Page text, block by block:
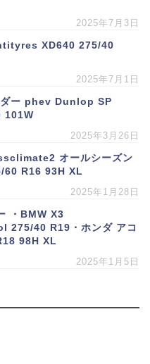
2025年7月3日
XD640 275/40
2025年7月1日
ダー phev Dunlop SP
101W
2025年3月26日
オールシーズン
60 R16 93H XL
2025年1月28日
ー ・BMW X3
40 R19・ホンダ アコ
98H XL
2025年1月5日